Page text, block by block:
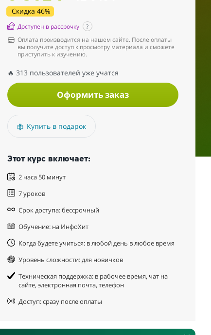
Скидка 46%
Доступен в рассрочку
?
Оплата производится на нашем сайте. После оплаты
вы получите доступ к просмотру материала и сможете
приступить к изучению.
🔥 313 пользователей уже учатся
Оформить заказ
Купить в подарок
Этот курс включает:
2 часа 50 минут
7 уроков
Срок доступа: бессрочный
Обучение: на ИнфоХит
Когда будете учиться: в любой день в любое время
Уровень сложности: для новичков
Техническая поддержка: в рабочее время, чат на
сайте, электронная почта, телефон
Доступ: сразу после оплаты